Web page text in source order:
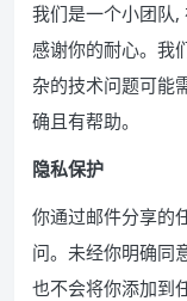
我们是一个小团队
感谢你的耐心。我
杂的技术问题可能
确且有帮助。
隐私保护
你通过邮件分享的
问。未经你明确同
也不会将你添加到